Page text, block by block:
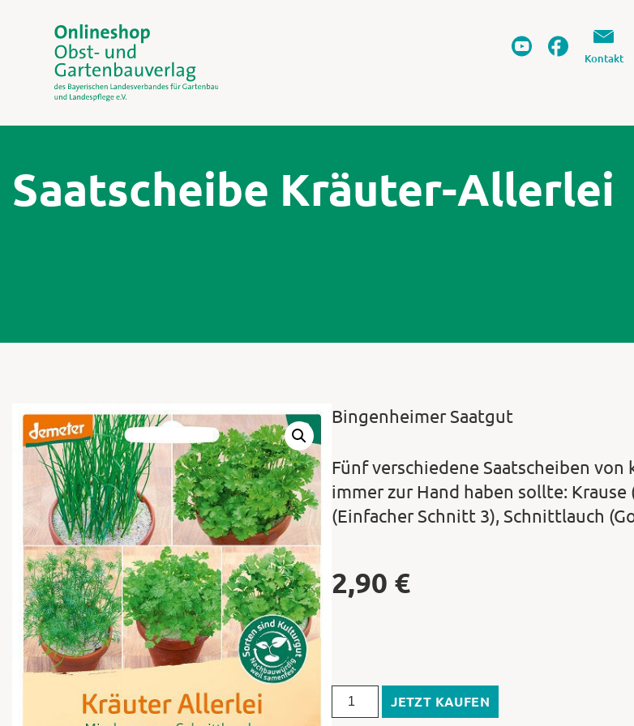
Kontakt
Saatscheibe Kräuter-Allerlei
Bingenheimer Saatgut
Fünf verschiedene Saatscheiben
immer zur Hand haben sollte:
(Einfacher Schnitt 3), Schnittlauch
2,90 €
JETZT KAUFEN